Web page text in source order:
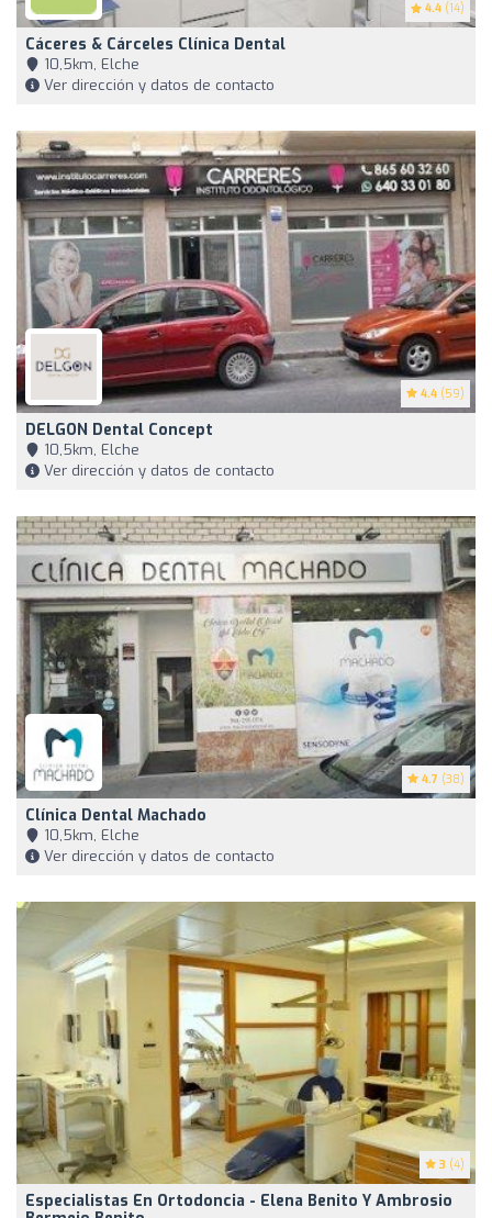
4.4 (14)
Cáceres & Cárceles Clínica Dental
10,5km, Elche
Ver dirección y datos de contacto
4.4 (59)
DELGON Dental Concept
10,5km, Elche
Ver dirección y datos de contacto
4.7 (38)
Clínica Dental Machado
10,5km, Elche
Ver dirección y datos de contacto
3 (4)
Especialistas En Ortodoncia - Elena Benito Y Ambrosio